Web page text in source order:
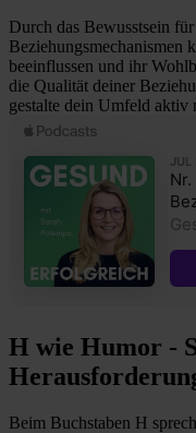
Durch das Bewusstsein
Beziehungsmechanismen
beeinflussen und ihr
die Qualität deiner
gestalte dein Umfeld aktiv
H wie Humor -
Beim Buchstaben H